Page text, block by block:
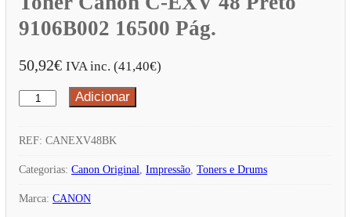
9106B002 16500 Pág.
50,92€ IVA inc. (41,40€)
Quantidade
Toner
Canon
EXV
Adicionar
REF: CANEXV48BK
Categorias: Canon Original, Impressão, Toners e Drums
Marca: CANON